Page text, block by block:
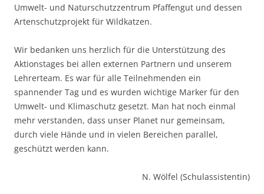
Umwelt- und Naturschutzzentrum Pfaffengut und dessen
Artenschutzprojekt für Wildkatzen.
Wir bedanken uns herzlich für die Unterstützung des
Aktionstages bei allen externen Partnern und unserem
Lehrerteam. Es war für alle Teilnehmenden ein
spannender Tag und es wurden wichtige Marker für den
Umwelt- und Klimaschutz gesetzt. Man hat noch einmal
mehr verstanden, dass unser Planet nur gemeinsam,
durch viele Hände und in vielen Bereichen parallel,
geschützt werden kann.
N. Wölfel (Schulassistentin)